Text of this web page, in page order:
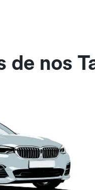
de nos